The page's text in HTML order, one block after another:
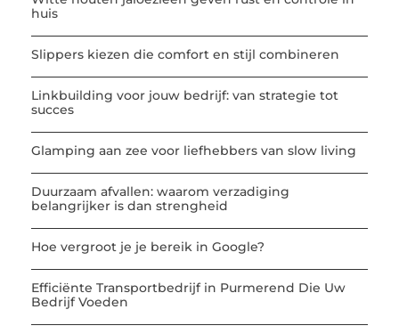
huis
Slippers kiezen die comfort en stijl combineren
Linkbuilding voor jouw bedrijf: van strategie tot
succes
Glamping aan zee voor liefhebbers van slow living
Duurzaam afvallen: waarom verzadiging
belangrijker is dan strengheid
Hoe vergroot je je bereik in Google?
Efficiënte Transportbedrijf in Purmerend Die Uw
Bedrijf Voeden